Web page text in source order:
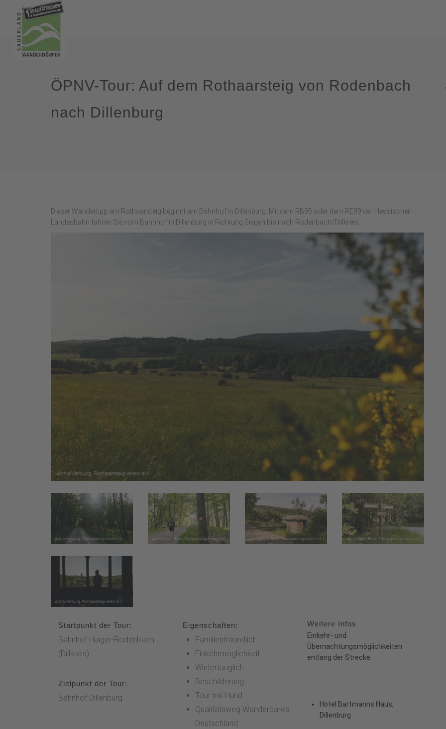
ÖPNV-Tour: Auf dem Rothaarsteig von Rodenbach
nach Dillenburg
Dieser Wandertipp am Rothaarsteig beginnt am Bahnhof in Dillenburg. Mit dem RB95 oder dem RE99 der Hessischen
Landesbahn fahren Sie vom Bahnhof in Dillenburg in Richtung Siegen bis nach Rodenbach/Dillkreis.
Startpunkt der Tour:
Bahnhof Haiger-Rodenbach
(Dillkreis)
Zielpunkt der Tour:
Bahnhof Dillenburg
Eigenschaften:
Familienfreundlich
Einkehrmöglichkeit
Wintertauglich
Beschilderung
Tour mit Hund
Qualitätsweg Wanderbares
Deutschland
Weitere Infos
Einkehr- und
Übernachtungsmöglichkeiten
entlang der Strecke:
Hotel Bartmanns Haus,
Dillenburg